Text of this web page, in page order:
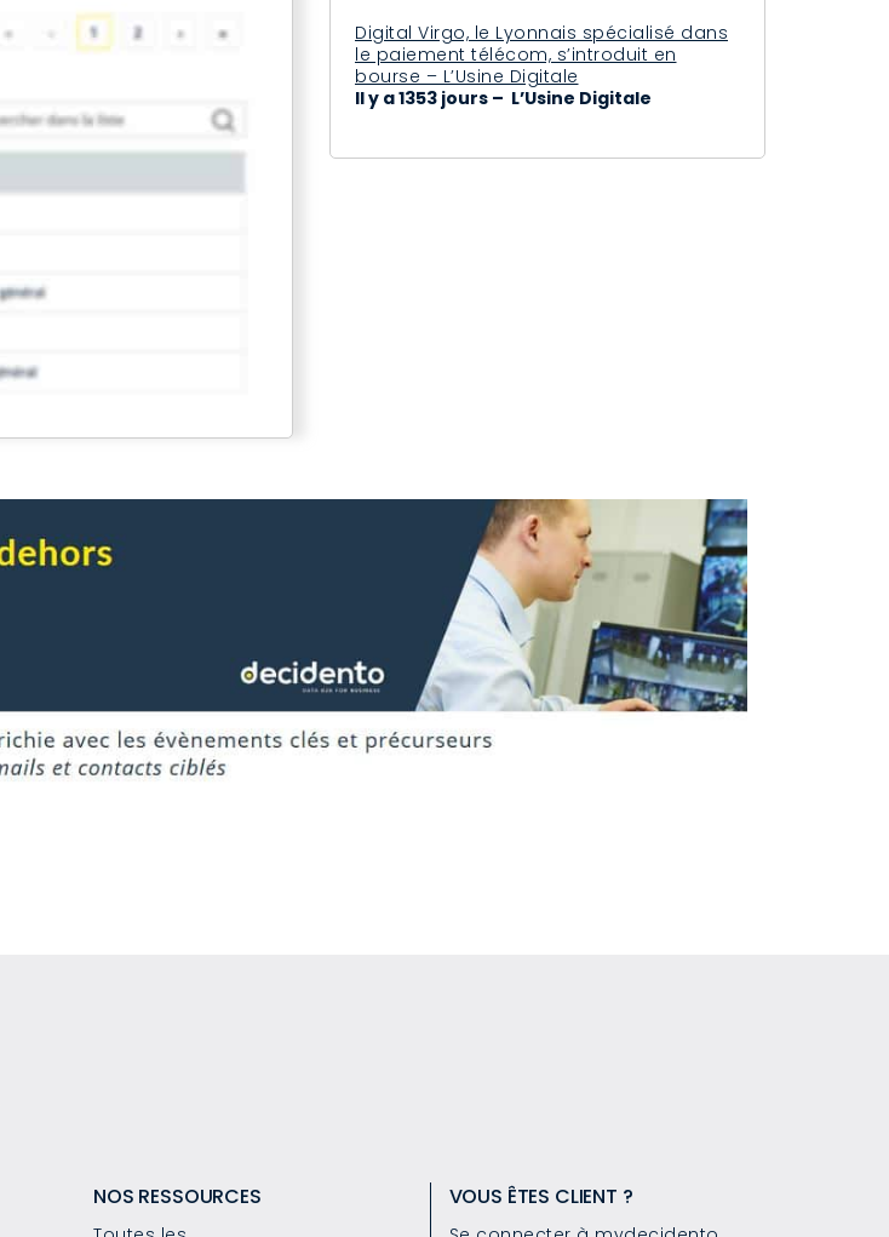
Digital Virgo, le Lyonnais spécialisé dans
le paiement télécom, s’introduit en
bourse – L’Usine Digitale
Il y a 1353 jours – L’Usine Digitale
NOS RESSOURCES VOUS ÊTES CLIENT ?